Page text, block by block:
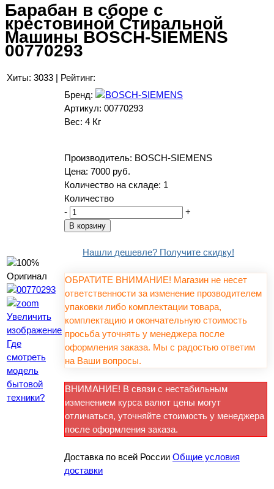
Барабан в сборе с
крестовиной Стиральной
Машины BOSCH-SIEMENS
00770293
Хиты: 3033 | Рейтинг:
Увеличить
изображение
Где
смотреть
модель
бытовой
техники?
Бренд:
Артикул: 00770293
Вес: 4 Кг
Производитель: BOSCH-SIEMENS
Цена: 7000 руб.
Количество на складе: 1
Количество
-
+
Нашли дешевле? Получите скидку!
ОБРАТИТЕ ВНИМАНИЕ! Магазин не несет
ответственности за изменение прозводителем
упаковки либо комплектации товара,
комплектацию и окончательную стоимость
просьба уточнять у менеджера после
оформления заказа. Мы с радостью ответим
на Ваши вопросы.
ВНИМАНИЕ! В связи с нестабильным
изменением курса валют цены могут
отличаться, уточняйте стоимость у менеджера
после оформления заказа.
Доставка по всей России Общие условия
доставки